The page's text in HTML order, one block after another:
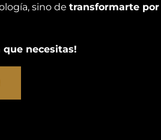
sino de transformarte por
que necesitas!